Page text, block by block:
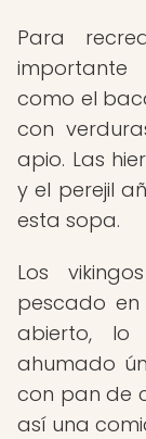
Para
importante
como el
con
apio. Las
y el perejil
esta sopa.
Los
pescado
abierto,
ahumado
con pan de
así una